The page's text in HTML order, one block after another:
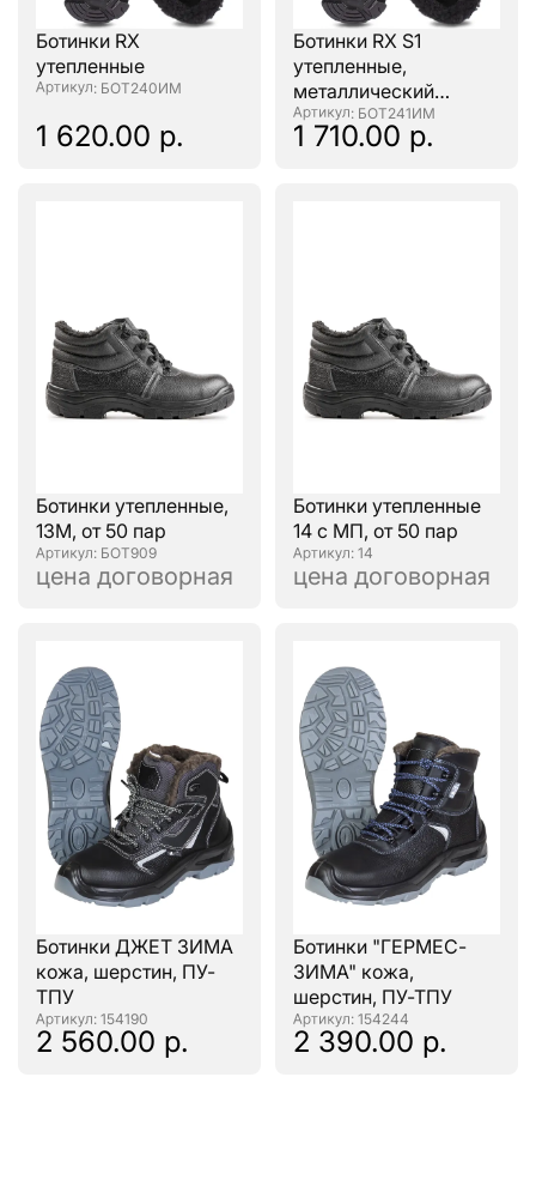
Ботинки RX
утепленные
: БОТ240ИМ
1 620.00 р.
Ботинки RX S1
утепленные,
металлический
подносок: БОТ241ИМ
1 710.00 р.
Ботинки утепленные,
13М, от 50 пар
: БОТ909
цена договорная
Ботинки утепленные
14 с МП, от 50 пар
: 14
цена договорная
Ботинки ДЖЕТ ЗИМА
кожа, шерстин, ПУ-
ТПУ
: 154190
2 560.00 р.
Ботинки "ГЕРМЕС-
ЗИМА" кожа,
шерстин, ПУ-ТПУ
: 154244
2 390.00 р.